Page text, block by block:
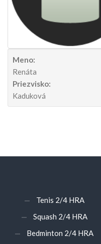
Meno:
Renáta
Priezvisko:
Kaduková
Tenis 2/4 HRA
Squash 2/4 HRA
Bedminton 2/4 HRA